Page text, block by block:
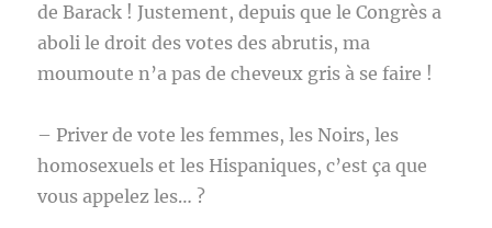
de Barack ! Justement, depuis que le Congrès a
aboli le droit des votes des abrutis, ma
moumoute n’a pas de cheveux gris à se faire !
– Priver de vote les femmes, les Noirs, les
homosexuels et les Hispaniques, c’est ça que
vous appelez les… ?